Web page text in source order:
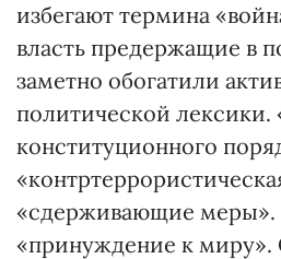
избегают термина
власть предержащие в
заметно обогатили
политической лексики.
конституционного
«сдерживающие меры».
«принуждение к миру».